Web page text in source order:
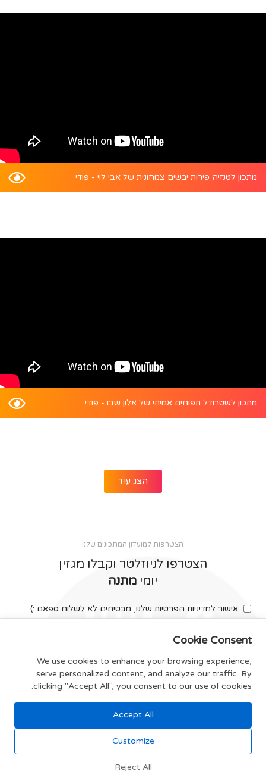
מתכון לטנזיה פירות יבשים צמחונית של אבי לוי - פודי
מתכון לשטרודל תפוחים אמיתי של אלון שבו - פודי
הצג עוד
הצטרפות למועדון המתכונים שלנו
הצטרפו לניוזלטר וקבלו מגזין
יומי מתנה
אישור למדיניות הפרטיות שלנו, מבטיחים לא לשלוח ספאם :)
צרפו אותי
תקנון האתר
Cookie Consent
We use cookies to enhance your browsing experience,
serve personalized content, and analyze our traffic. By
clicking "Accept All", you consent to our use of cookies.
Accept All
Customize
Reject All